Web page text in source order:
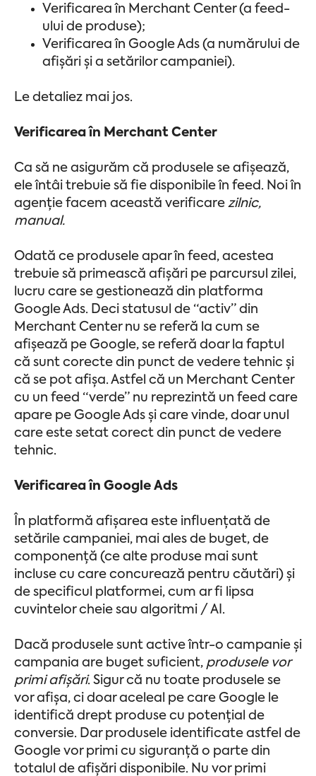
Verificarea în Merchant Center (a feed-
ului de produse);
Verificarea în Google Ads (a numărului de
afișări și a setărilor campaniei).
Le detaliez mai jos.
Verificarea în Merchant Center
Ca să ne asigurăm că produsele se afișează,
ele întâi trebuie să fie disponibile în feed. Noi în
agenție facem această verificare zilnic,
manual.
Odată ce produsele apar în feed, acestea
trebuie să primească afișări pe parcursul zilei,
lucru care se gestionează din platforma
Google Ads. Deci statusul de “activ” din
Merchant Center nu se referă la cum se
afișează pe Google, se referă doar la faptul
că sunt corecte din punct de vedere tehnic și
că se pot afișa. Astfel că un Merchant Center
cu un feed “verde” nu reprezintă un feed care
apare pe Google Ads și care vinde, doar unul
care este setat corect din punct de vedere
tehnic.
Verificarea în Google Ads
În platformă afișarea este influențată de
setările campaniei, mai ales de buget, de
componență (ce alte produse mai sunt
incluse cu care concurează pentru căutări) și
de specificul platformei, cum ar fi lipsa
cuvintelor cheie sau algoritmi / AI.
Dacă produsele sunt active într-o campanie și
campania are buget suficient, produsele vor
primi afișări. Sigur că nu toate produsele se
vor afișa, ci doar aceleal pe care Google le
identifică drept produse cu potențial de
conversie. Dar produsele identificate astfel de
Google vor primi cu siguranță o parte din
totalul de afișări disponibile. Nu vor primi